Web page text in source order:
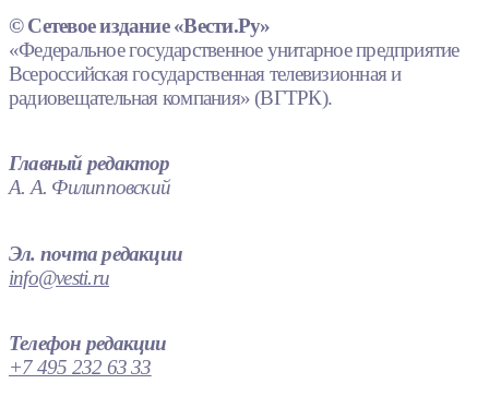
© Сетевое издание «Вести.Ру»
«Федеральное государственное унитарное предприятие
Всероссийская государственная телевизионная и
радиовещательная компания» (ВГТРК).
Главный редактор
А. А. Филипповский
Эл. почта редакции
info@vesti.ru
Телефон редакции
+7 495 232 63 33